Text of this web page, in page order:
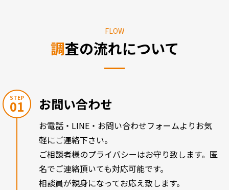
FLOW
調査の流れについて
STEP
01 お問い合わせ
お電話・LINE・お問い合わせフォームよりお気
軽にご連絡下さい。
ご相談者様のプライバシーはお守り致します。匿
名でご連絡頂いても対応可能です。
相談員が親身になってお応え致します。